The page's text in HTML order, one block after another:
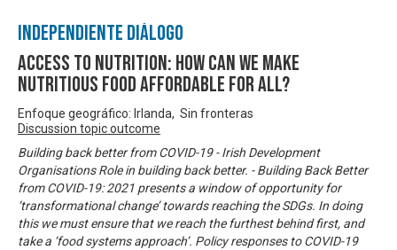
Independiente Diálogo
Access to Nutrition: How can we make
nutritious food affordable for all?
Enfoque geográfico: Irlanda, Sin fronteras
Discussion topic outcome
Building back better from COVID-19 - Irish Development
Organisations Role in building back better. - Building Back Better
from COVID-19: 2021 presents a window of opportunity for
‘transformational change’ towards reaching the SDGs. In doing
this we must ensure that we reach the furthest behind first, and
take a ‘food systems approach’. Policy responses to COVID-19